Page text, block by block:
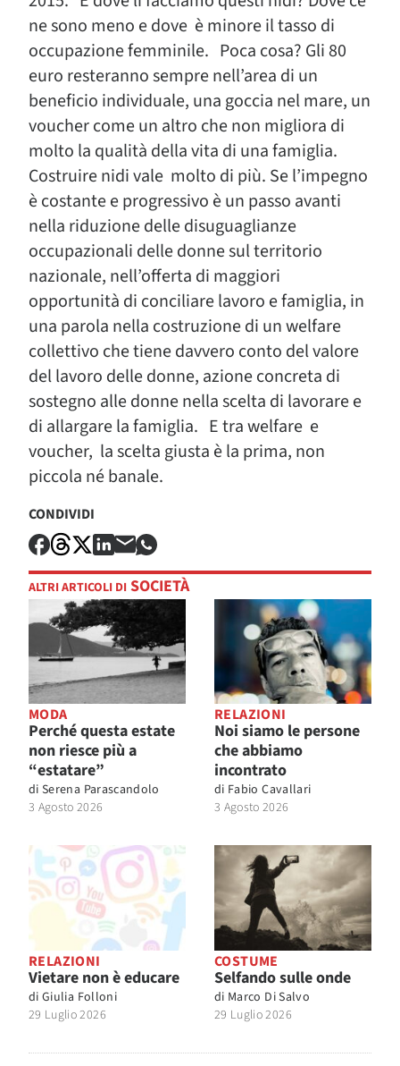
ne sono meno e dove è minore il tasso di
occupazione femminile. Poca cosa? Gli 80
euro resteranno sempre nell’area di un
beneficio individuale, una goccia nel mare, un
voucher come un altro che non migliora di
molto la qualità della vita di una famiglia.
Costruire nidi vale molto di più. Se l’impegno
è costante e progressivo è un passo avanti
nella riduzione delle disuguaglianze
occupazionali delle donne sul territorio
nazionale, nell’offerta di maggiori
opportunità di conciliare lavoro e famiglia, in
una parola nella costruzione di un welfare
collettivo che tiene davvero conto del valore
del lavoro delle donne, azione concreta di
sostegno alle donne nella scelta di lavorare e
di allargare la famiglia. E tra welfare e
voucher, la scelta giusta è la prima, non
piccola né banale.
CONDIVIDI
ALTRI ARTICOLI DI SOCIETÀ
MODA
Perché questa estate
non riesce più a
“estatare”
di Serena Parascandolo
3 Agosto 2026
RELAZIONI
Noi siamo le persone
che abbiamo
incontrato
di Fabio Cavallari
3 Agosto 2026
RELAZIONI
Vietare non è educare
di Giulia Folloni
29 Luglio 2026
COSTUME
Selfando sulle onde
di Marco Di Salvo
29 Luglio 2026